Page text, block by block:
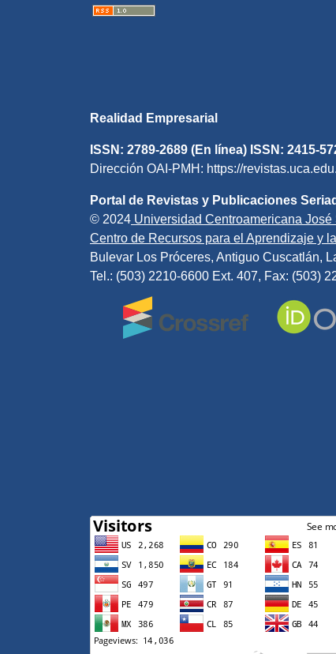
Realidad Empresarial
ISSN: 2789-2689 (En línea) ISSN: 2415-
Dirección OAI-PMH: https://
Portal de Revistas y Publicaciones
© 2024 Universidad Centroamericana José
Centro de Recursos para el Aprendizaje y
Bulevar Los Próceres, Antiguo Cuscatlán,
Tel.: (503) 2210-6600 Ext. 407, Fax: (503)